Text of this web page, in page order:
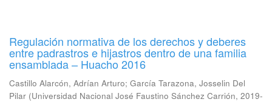
Regulación normativa de los derechos y deberes
entre padrastros e hijastros dentro de una familia
ensamblada – Huacho 2016
Castillo Alarcón, Adrían Arturo; García Tarazona, Josselin Del
Pilar (Universidad Nacional José Faustino Sánchez Carrión, 2019-